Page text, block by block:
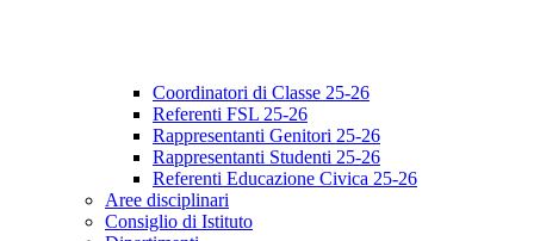
Coordinatori di Classe 25-26
Referenti FSL 25-26
Rappresentanti Genitori 25-26
Rappresentanti Studenti 25-26
Referenti Educazione Civica 25-26
Aree disciplinari
Consiglio di Istituto